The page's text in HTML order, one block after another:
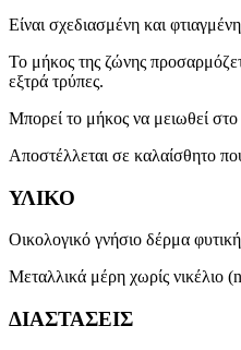
Είναι σχεδιασμένη και
Το μήκος της ζώνης
εξτρά τρύπες.
Μπορεί το μήκος να μειωθεί
Αποστέλλεται σε καλαίσθητο
ΥΛΙΚΟ
Οικολογικό γνήσιο δέρμα
Μεταλλικά μέρη χωρίς νικέλιο
ΔΙΑΣΤΑΣΕΙΣ